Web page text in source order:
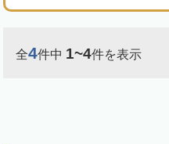
全4件中 1~4件を表示